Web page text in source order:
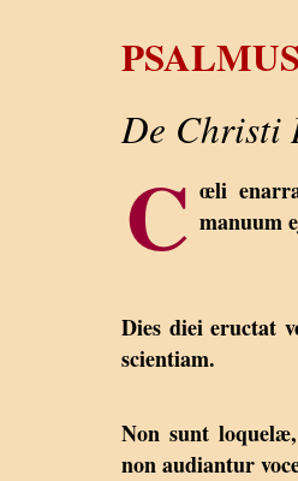
De Christi
C œli
manuum
Dies diei eructat
scientiam.
Non sunt
non audiantur